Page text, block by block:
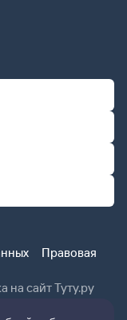
Правовая
на сайт Туту.ру